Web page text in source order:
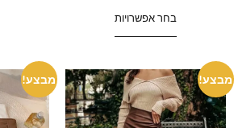
בחר אפשרויות
מבצע! מבצע!